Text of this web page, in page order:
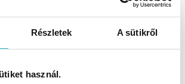
Részletek A sütikről
használ.